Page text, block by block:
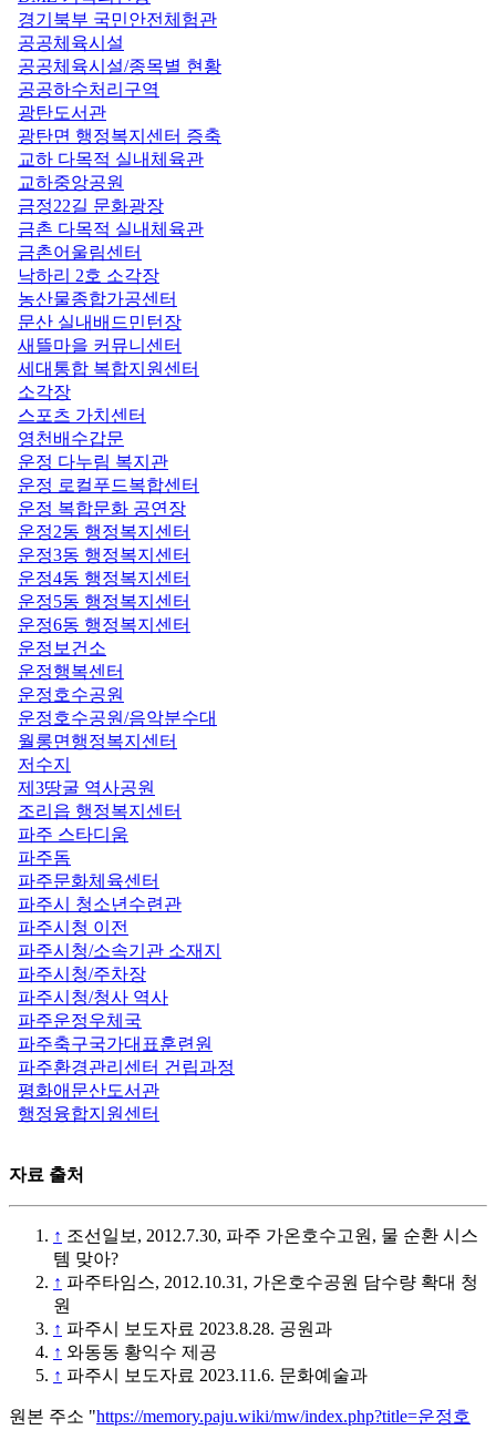
경기북부 국민안전체험관
공공체육시설
공공체육시설/종목별 현황
공공하수처리구역
광탄도서관
광탄면 행정복지센터 증축
교하 다목적 실내체육관
교하중앙공원
금정22길 문화광장
금촌 다목적 실내체육관
금촌어울림센터
낙하리 2호 소각장
농산물종합가공센터
문산 실내배드민턴장
새뜰마을 커뮤니센터
세대통합 복합지원센터
소각장
스포츠 가치센터
영천배수갑문
운정 다누림 복지관
운정 로컬푸드복합센터
운정 복합문화 공연장
운정2동 행정복지센터
운정3동 행정복지센터
운정4동 행정복지센터
운정5동 행정복지센터
운정6동 행정복지센터
운정보건소
운정행복센터
운정호수공원
운정호수공원/음악분수대
월롱면행정복지센터
저수지
제3땅굴 역사공원
조리읍 행정복지센터
파주 스타디움
파주돔
파주문화체육센터
파주시 청소년수련관
파주시청 이전
파주시청/소속기관 소재지
파주시청/주차장
파주시청/청사 역사
파주운정우체국
파주축구국가대표훈련원
파주환경관리센터 건립과정
평화애문산도서관
행정융합지원센터
자료 출처
↑ 조선일보, 2012.7.30, 파주 가온호수고원, 물 순환 시스
템 맞아?
↑ 파주타임스, 2012.10.31, 가온호수공원 담수량 확대 청
원
↑ 파주시 보도자료 2023.8.28. 공원과
↑ 와동동 황익수 제공
↑ 파주시 보도자료 2023.11.6. 문화예술과
원본 주소 "https://memory.paju.wiki/mw/index.php?title=운정호